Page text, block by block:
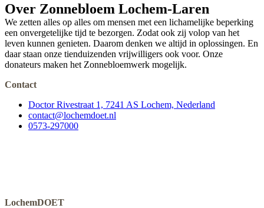
Over Zonnebloem Lochem-Laren
We zetten alles op alles om mensen met een lichamelijke beperking
een onvergetelijke tijd te bezorgen. Zodat ook zij volop van het
leven kunnen genieten. Daarom denken we altijd in oplossingen. En
daar staan onze tienduizenden vrijwilligers ook voor. Onze
donateurs maken het Zonnebloemwerk mogelijk.
Contact
Doctor Rivestraat 1, 7241 AS Lochem, Nederland
contact@lochemdoet.nl
0573-297000
LochemDOET